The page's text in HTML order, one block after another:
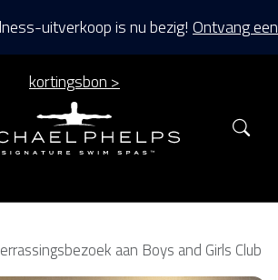
uitverkoop is nu bezig! Ontvang een
kortingsbon >
aan Boys and Girls Club